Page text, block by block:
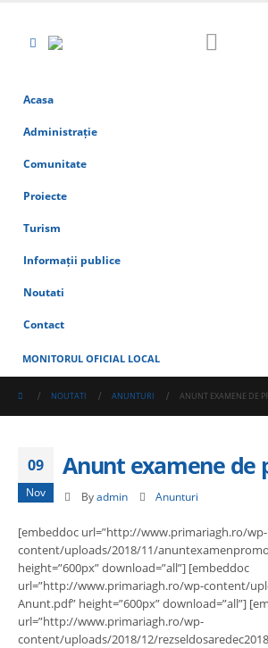
Acasa
Administrație
Comunitate
Proiecte
Turism
Informații publice
Noutati
Contact
MONITORUL OFICIAL LOCAL
NOUTATI ANUNTURI ANUNT EXAMENE DE
09
Nov
Anunt examene de
By admin Anunturi
[embeddoc url=”http://www.primariagh.ro/wp-
content/uploads/2018/11/
height=”600px” download=”all”] [embeddoc
url=”http://www.primariagh.ro/wp-content/
Anunt.pdf” height=”600px” download=”all”]
url=”http://www.primariagh.ro/wp-
content/uploads/2018/12/